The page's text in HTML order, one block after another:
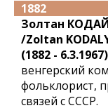
1882
Золтан
/Zoltan
(1882 -
венгерский
фольклорист,
связей с СССР.